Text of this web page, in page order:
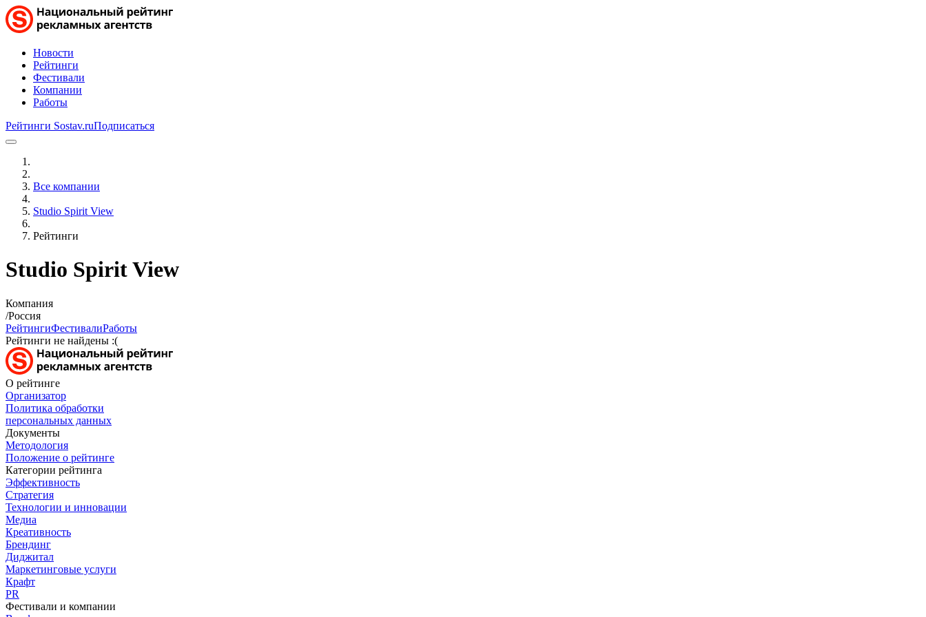
Новости
Рейтинги
Фестивали
Компании
Работы
Рейтинги Sostav.ruПодписаться
Все компании
Studio Spirit View
Рейтинги
Studio Spirit View
Компания
/Россия
РейтингиФестивалиРаботы
Рейтинги не найдены :(
О рейтинге
Организатор
Политика обработки
персональных данных
Документы
Методология
Положение о рейтинге
Категории рейтинга
Эффективность
Стратегия
Технологии и инновации
Медиа
Креативность
Брендинг
Диджитал
Маркетинговые услуги
Крафт
PR
Фестивали и компании